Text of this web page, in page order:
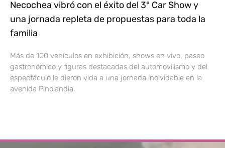
Necochea vibró con el éxito del 3° Car Show y
una jornada repleta de propuestas para toda la
familia
Más de 100 vehículos en exhibición, shows en vivo, paseo
gastronómico y figuras destacadas del automovilismo y del
espectáculo le dieron vida a una jornada inolvidable en la
avenida Pinolandia.